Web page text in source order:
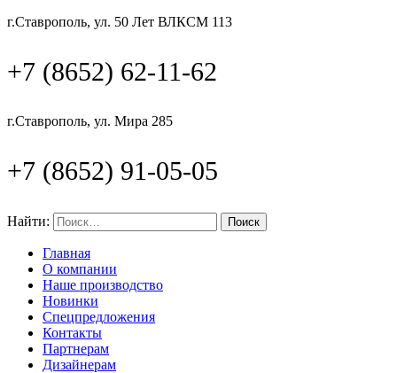
г.Ставрополь, ул. 50 Лет ВЛКСМ 113
+7 (8652) 62-11-62
г.Ставрополь, ул. Мира 285
+7 (8652) 91-05-05
Найти:
Главная
О компании
Наше производство
Новинки
Спецпредложения
Контакты
Партнерам
Дизайнерам